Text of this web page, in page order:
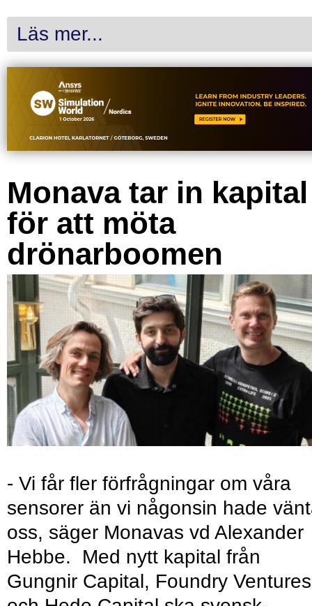
Läs mer...
Monava tar in kapital
för att möta
drönarboomen
- Vi får fler förfrågningar om våra
sensorer än vi någonsin hade
oss, säger Monavas vd Alexander
Hebbe. Med nytt kapital från
Gungnir Capital, Foundry Ventures